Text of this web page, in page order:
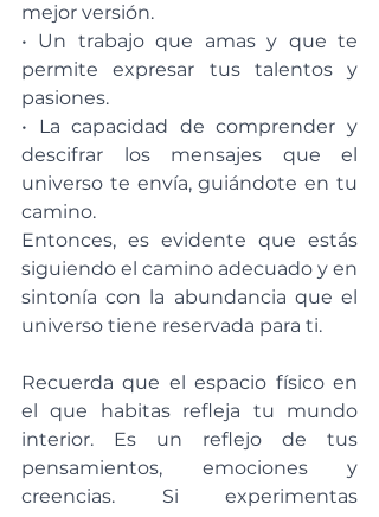
mejor versión.
• Un trabajo que amas y que te
permite expresar tus talentos y
pasiones.
• La capacidad de comprender y
descifrar los mensajes que el
universo te envía, guiándote en tu
camino.
Entonces, es evidente que estás
siguiendo el camino adecuado y en
sintonía con la abundancia que el
universo tiene reservada para ti.
Recuerda que el espacio físico en
el que habitas refleja tu mundo
interior. Es un reflejo de tus
pensamientos, emociones y
creencias. Si experimentas